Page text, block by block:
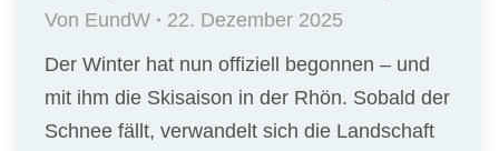
Von EundW
22. Dezember 2025
Der Winter hat nun offiziell begonnen – und
mit ihm die Skisaison in der Rhön. Sobald der
Schnee fällt, verwandelt sich die Landschaft